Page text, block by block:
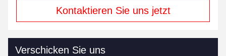
Kontaktieren Sie uns jetzt
Verschicken Sie uns